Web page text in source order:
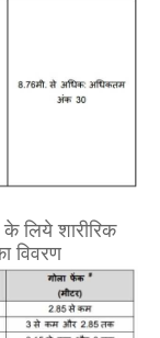
के लिये शारीरिक
विवरण